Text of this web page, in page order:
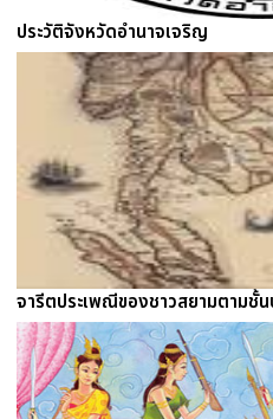
ประวัติจังหวัดอำนาจเจริญ
จารีตประเพณีของชาวสยามตามชั้